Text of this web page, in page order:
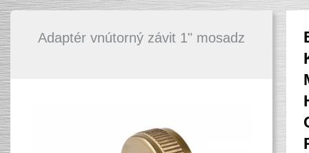
Adaptér vnútorný závit 1" mosadz